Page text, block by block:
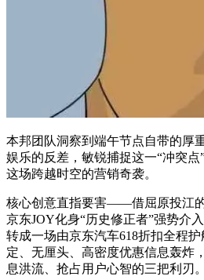
本邦团队洞察到端午节点自带的厚
娱乐的反差，敏锐捕捉这一“冲突点
这场跨越时空的营销奇袭。
核心创意直指要害——借屈原投江
京东JOY化身“历史修正者”强势介
转成一场由京东汽车618折扣全程
定、无厘头、高密度优惠信息轰炸‌
息洪流、抢占用户心智的三把利刃。